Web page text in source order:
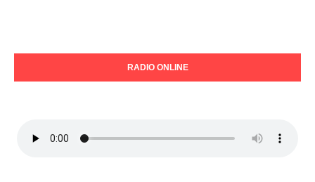
RADIO ONLINE